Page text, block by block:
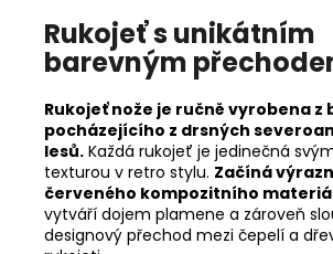
Rukojeť s unikátním
barevným
Rukojeť nože je ručně vyrobena z
pocházejícího z drsných
lesů. Každá rukojeť je jedinečná
texturou v retro stylu. Začíná
červeného kompozitního
vytváří dojem plamene a zároveň
designový přechod mezi čepelí a